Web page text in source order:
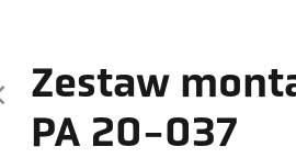
Zestaw
PA 20-037